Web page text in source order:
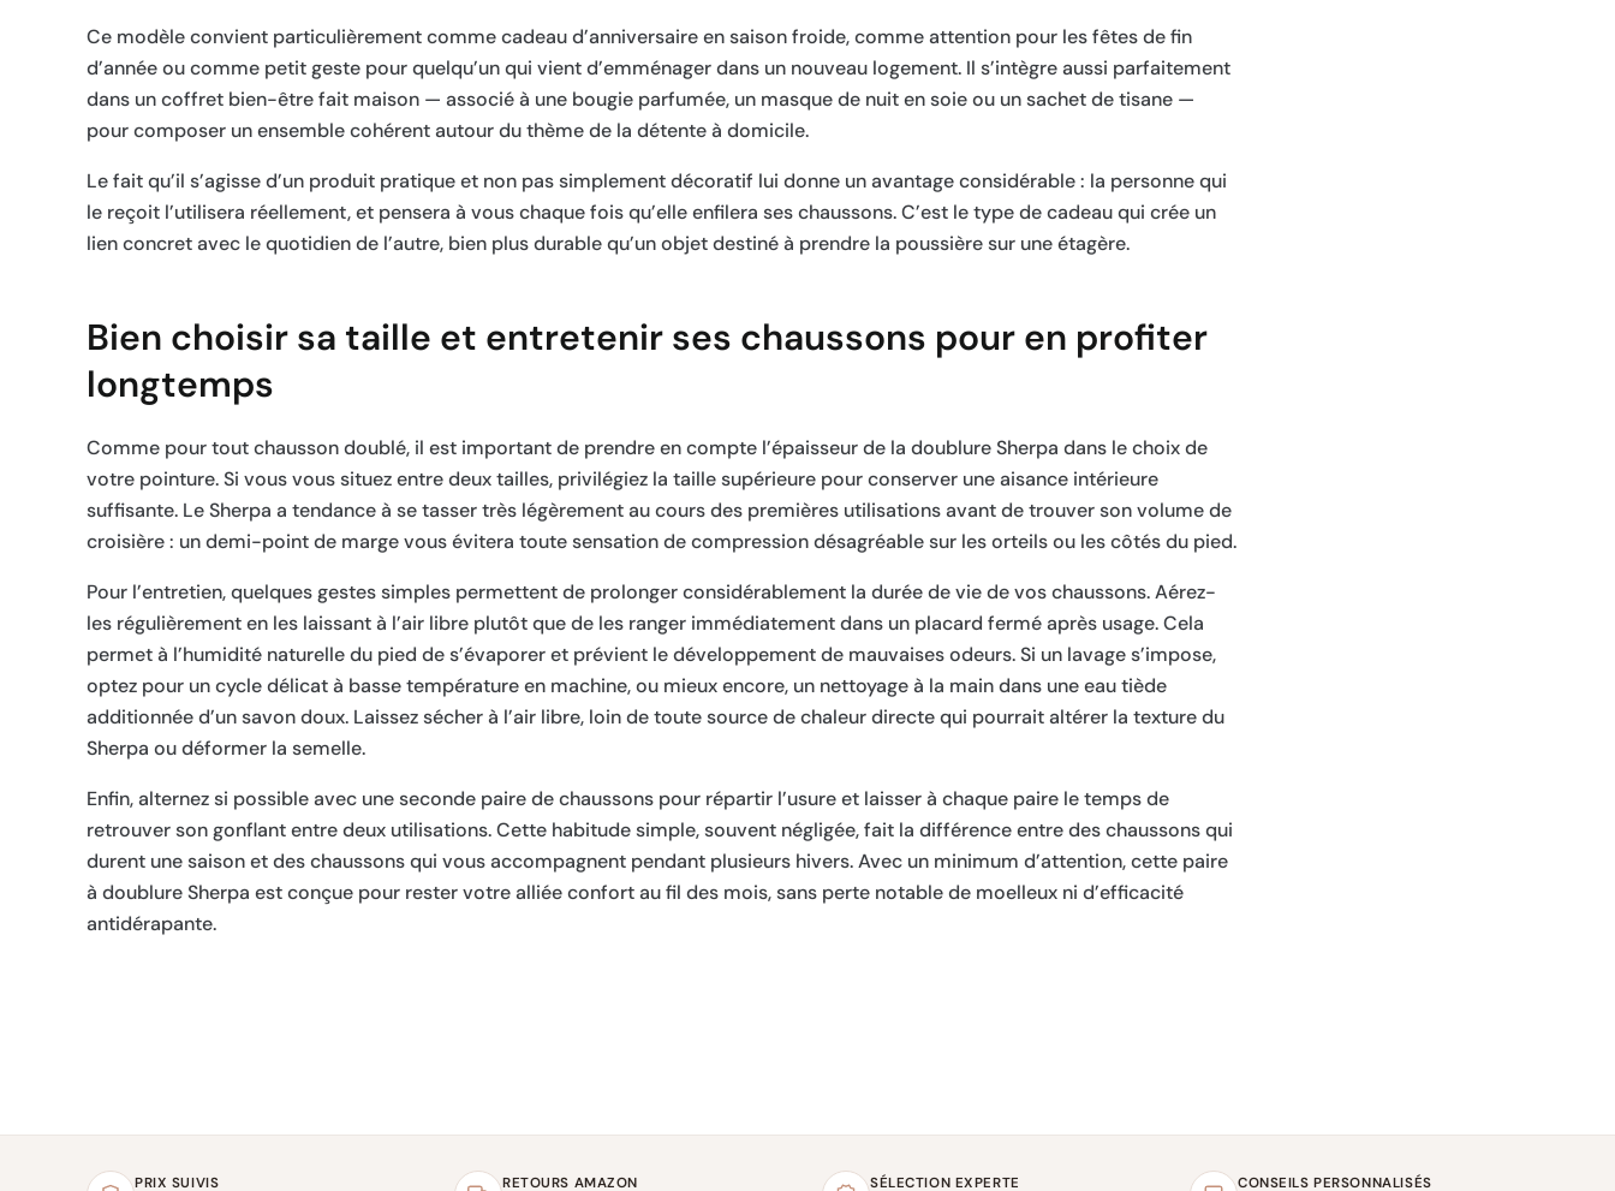
Ce modèle convient particulièrement comme cadeau d’anniversaire en saison froide, comme attention pour les fêtes de fin
d’année ou comme petit geste pour quelqu’un qui vient d’emménager dans un nouveau logement. Il s’intègre aussi parfaitement
dans un coffret bien-être fait maison — associé à une bougie parfumée, un masque de nuit en soie ou un sachet de tisane —
pour composer un ensemble cohérent autour du thème de la détente à domicile.
Le fait qu’il s’agisse d’un produit pratique et non pas simplement décoratif lui donne un avantage considérable : la personne qui
le reçoit l’utilisera réellement, et pensera à vous chaque fois qu’elle enfilera ses chaussons. C’est le type de cadeau qui crée un
lien concret avec le quotidien de l’autre, bien plus durable qu’un objet destiné à prendre la poussière sur une étagère.
Bien choisir sa taille et entretenir ses chaussons pour en profiter
longtemps
Comme pour tout chausson doublé, il est important de prendre en compte l’épaisseur de la doublure Sherpa dans le choix de
votre pointure. Si vous vous situez entre deux tailles, privilégiez la taille supérieure pour conserver une aisance intérieure
suffisante. Le Sherpa a tendance à se tasser très légèrement au cours des premières utilisations avant de trouver son volume de
croisière : un demi-point de marge vous évitera toute sensation de compression désagréable sur les orteils ou les côtés du pied.
Pour l’entretien, quelques gestes simples permettent de prolonger considérablement la durée de vie de vos chaussons. Aérez-
les régulièrement en les laissant à l’air libre plutôt que de les ranger immédiatement dans un placard fermé après usage. Cela
permet à l’humidité naturelle du pied de s’évaporer et prévient le développement de mauvaises odeurs. Si un lavage s’impose,
optez pour un cycle délicat à basse température en machine, ou mieux encore, un nettoyage à la main dans une eau tiède
additionnée d’un savon doux. Laissez sécher à l’air libre, loin de toute source de chaleur directe qui pourrait altérer la texture du
Sherpa ou déformer la semelle.
Enfin, alternez si possible avec une seconde paire de chaussons pour répartir l’usure et laisser à chaque paire le temps de
retrouver son gonflant entre deux utilisations. Cette habitude simple, souvent négligée, fait la différence entre des chaussons qui
durent une saison et des chaussons qui vous accompagnent pendant plusieurs hivers. Avec un minimum d’attention, cette paire
à doublure Sherpa est conçue pour rester votre alliée confort au fil des mois, sans perte notable de moelleux ni d’efficacité
antidérapante.
PRIX SUIVIS RETOURS AMAZON SÉLECTION EXPERTE CONSEILS PERSONNALISÉS